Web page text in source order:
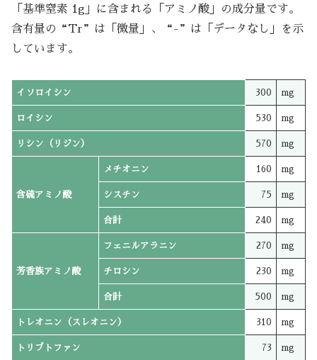
「基準窒素 1g」に含まれる「アミノ酸」の成分量です。
含有量の“Tr”は「微量」、“-”は「データなし」を示
しています。
イソロイシン 300 mg
ロイシン 530 mg
リシン（リジン） 570 mg
含硫アミノ酸
メチオニン 160 mg
シスチン 75 mg
合計 240 mg
芳香族アミノ酸
フェニルアラニン 270 mg
チロシン 230 mg
合計 500 mg
トレオニン（スレオニン） 310 mg
トリプトファン 73 mg